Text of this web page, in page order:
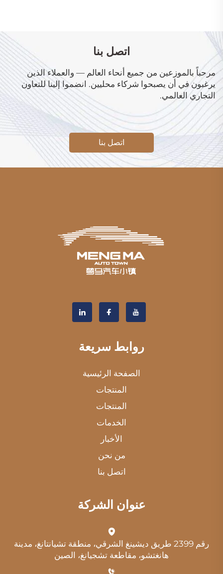
اتصل بنا
مرحباً بالموزعين من جميع أنحاء العالم — والعملاء الذين
يرغبون في أن يصبحوا شركاء محليين. انضموا إلينا للتعاون
التجاري العالمي.
اتصل بنا
روابط سريعة
الصفحة الرئيسية
المنتجات
المنتجات
الخدمات
الأخبار
من نحن
اتصل بنا
عنوان الشركة
رقم 2399 طريق ديشينغ الشرقي، منطقة تشيانتانغ، مدينة
هانغتشو، مقاطعة تشجيانغ، الصين